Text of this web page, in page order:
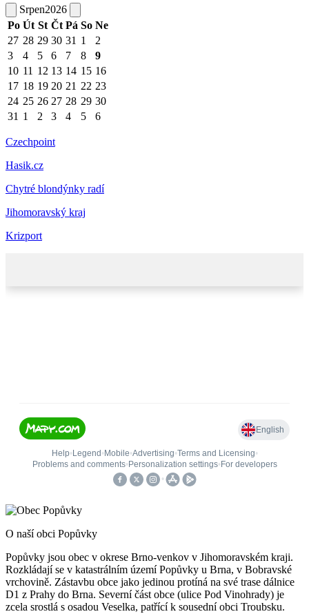
Srpen2026
Po Út St Čt Pá So Ne
27 28 29 30 31 1
2
3
4 5 6 7 8
9
10 11 12 13 14 15 16
17 18 19 20 21 22 23
24 25 26 27 28 29 30
31 1 2 3 4 5 6
Czechpoint
Hasik.cz
Chytré blondýnky radí
Jihomoravský kraj
Krizport
O naší obci Popůvky
Popůvky jsou obec v okrese Brno-venkov v Jihomoravském kraji.
Rozkládají se v katastrálním území Popůvky u Brna, v Bobravské
vrchovině. Zástavbu obce jako jedinou protíná na své trase dálnice
D1 z Prahy do Brna. Severní část obce (ulice Pod Vinohrady) je
zcela srostlá s osadou Veselka, patřící k sousední obci Troubsku.